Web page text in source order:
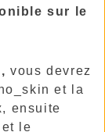
sur le
vous devrez
et la
ensuite
le